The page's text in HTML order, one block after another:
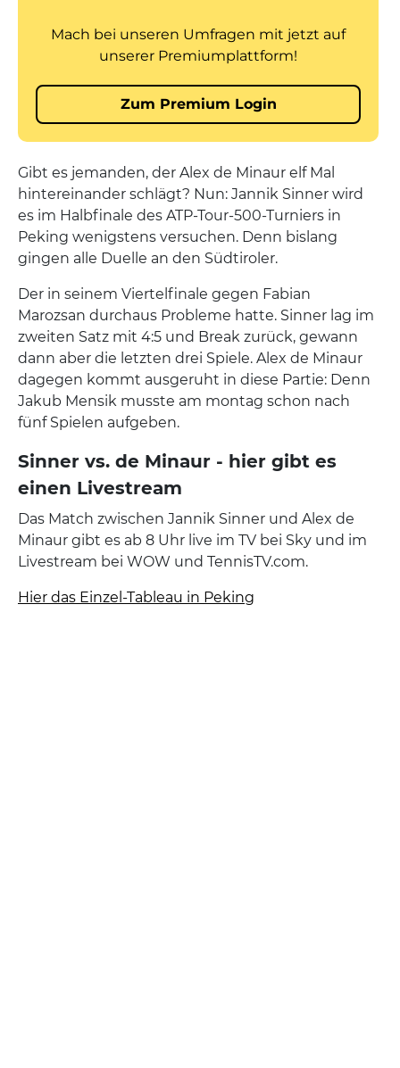
Gibt es jemanden, der Alex de Minaur elf Mal
hintereinander schlägt? Nun: Jannik Sinner wird
es im Halbfinale des ATP-Tour-500-Turniers in
Peking wenigstens versuchen. Denn bislang
gingen alle Duelle an den Südtiroler.
Der in seinem Viertelfinale gegen Fabian
Marozsan durchaus Probleme hatte. Sinner lag im
zweiten Satz mit 4:5 und Break zurück, gewann
dann aber die letzten drei Spiele. Alex de Minaur
dagegen kommt ausgeruht in diese Partie: Denn
Jakub Mensik musste am montag schon nach
fünf Spielen aufgeben.
Sinner vs. de Minaur - hier gibt es
einen Livestream
Das Match zwischen Jannik Sinner und Alex de
Minaur gibt es ab 8 Uhr live im TV bei Sky und im
Livestream bei WOW und TennisTV.com.
Hier das Einzel-Tableau in Peking